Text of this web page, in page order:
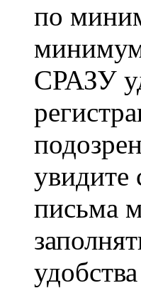
по
СРАЗУ
увидите
письма